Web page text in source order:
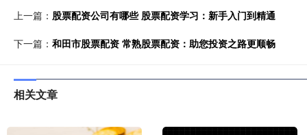
上一篇： 股票配资公司有哪些 股票配资学习：新手入门到精通
下一篇： 和田市股票配资 常熟股票配资：助您投资之路更顺畅
相关文章